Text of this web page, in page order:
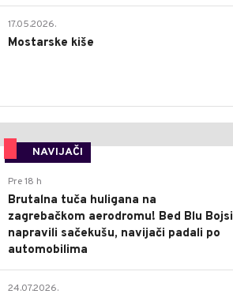
17.05.2026.
Mostarske kiše
NAVIJAČI
Pre 18 h
Brutalna tuča huligana na
zagrebačkom aerodromu! Bed Blu Bojsi
napravili sačekušu, navijači padali po
automobilima
24.07.2026.